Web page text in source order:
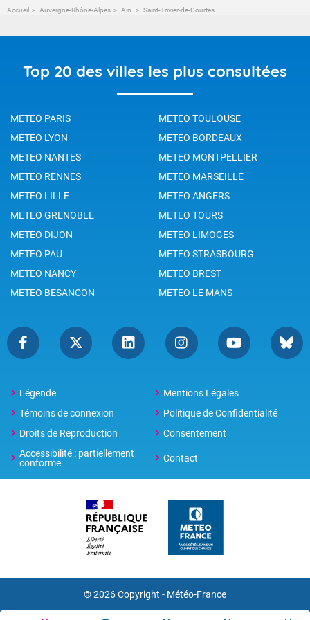
Accueil Auvergne-Rhône-Alpes Ain Saint-Trivier-de-Courtes
Top 20 des villes les plus consultées
METEO PARIS
METEO TOULOUSE
METEO LYON
METEO BORDEAUX
METEO NANTES
METEO MONTPELLIER
METEO RENNES
METEO MARSEILLE
METEO LILLE
METEO ANGERS
METEO GRENOBLE
METEO TOURS
METEO DIJON
METEO LIMOGES
METEO PAU
METEO STRASBOURG
METEO NANCY
METEO BREST
METEO BESANCON
METEO LE MANS
Légende
Mentions Légales
Témoins de connexion
Politique de Confidentialité
Droits de Reproduction
Consentement
Accessibilité : partiellement
conforme
Contact
© 2026 Copyright - Météo-France